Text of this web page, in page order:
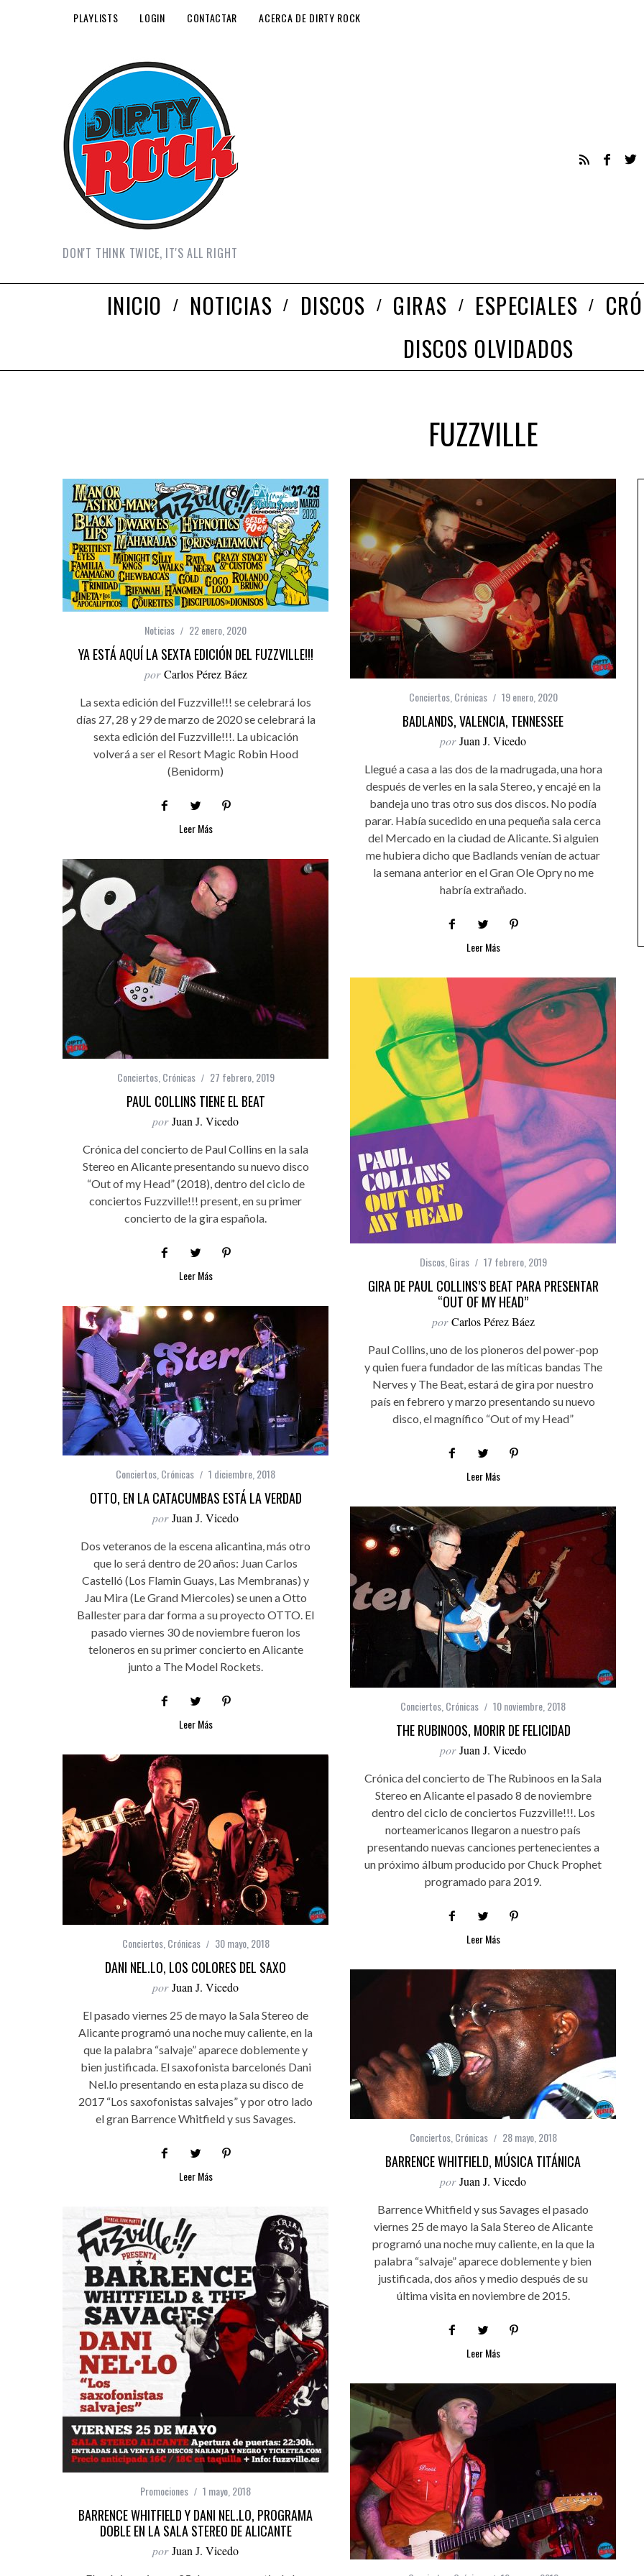
PLAYLISTS LOGIN CONTACTAR ACERCA DE DIRTY ROCK
DON'T THINK TWICE, IT'S ALL RIGHT
INICIO NOTICIAS DISCOS GIRAS ESPECIALES
DISCOS OLVIDADOS
FUZZVILLE
Noticias 22 enero, 2020
YA ESTÁ AQUÍ LA SEXTA EDICIÓN DEL FUZZVILLE!!!
por Carlos Pérez Báez
La sexta edición del Fuzzville!!! se celebrará los
días 27, 28 y 29 de marzo de 2020 se celebrará la
sexta edición del Fuzzville!!!. La ubicación
volverá a ser el Resort Magic Robin Hood
(Benidorm)
Leer Más
Conciertos, Crónicas 19 enero, 2020
BADLANDS, VALENCIA, TENNESSEE
por Juan J. Vicedo
Llegué a casa a las dos de la madrugada, una hora
después de verles en la sala Stereo, y encajé en la
bandeja uno tras otro sus dos discos. No podía
parar. Había sucedido en una pequeña sala cerca
del Mercado en la ciudad de Alicante. Si alguien
me hubiera dicho que Badlands venían de actuar
la semana anterior en el Gran Ole Opry no me
habría extrañado.
Leer Más
Conciertos, Crónicas 27 febrero, 2019
PAUL COLLINS TIENE EL BEAT
por Juan J. Vicedo
Crónica del concierto de Paul Collins en la sala
Stereo en Alicante presentando su nuevo disco
“Out of my Head” (2018), dentro del ciclo de
conciertos Fuzzville!!! present, en su primer
concierto de la gira española.
Leer Más
Discos, Giras 17 febrero, 2019
GIRA DE PAUL COLLINS’S BEAT PARA PRESENTAR
“OUT OF MY HEAD”
por Carlos Pérez Báez
Paul Collins, uno de los pioneros del power-pop
y quien fuera fundador de las míticas bandas The
Nerves y The Beat, estará de gira por nuestro
país en febrero y marzo presentando su nuevo
disco, el magnífico “Out of my Head”
Leer Más
Conciertos Crónicas 1 diciembre, 2018
OTTO, EN LA CATACUMBAS ESTÁ LA VERDAD
por Juan J. Vicedo
Dos veteranos de la escena alicantina, más otro
que lo será dentro de 20 años: Juan Carlos
Castelló (Los Flamin Guays, Las Membranas) y
Jau Mira (Le Grand Miercoles) se unen a Otto
Ballester para dar forma a su proyecto OTTO. El
pasado viernes 30 de noviembre fueron los
teloneros en su primer concierto en Alicante
junto a The Model Rockets.
Leer Más
Conciertos Crónicas 10 noviembre, 2018
THE RUBINOOS, MORIR DE FELICIDAD
por Juan J. Vicedo
Crónica del concierto de The Rubinoos en la Sala
Stereo en Alicante el pasado 8 de noviembre
dentro del ciclo de conciertos Fuzzville!!!. Los
norteamericanos llegaron a nuestro país
presentando nuevas canciones pertenecientes a
un próximo álbum producido por Chuck Prophet
programado para 2019.
Leer Más
Conciertos, Crónicas 30 mayo, 2018
DANI NEL.LO, LOS COLORES DEL SAXO
por Juan J. Vicedo
El pasado viernes 25 de mayo la Sala Stereo de
Alicante programó una noche muy caliente, en la
que la palabra “salvaje” aparece doblemente y
bien justificada. El saxofonista barcelonés Dani
Nel.lo presentando en esta plaza su disco de
2017 “Los saxofonistas salvajes” y por otro lado
el gran Barrence Whitfield y sus Savages.
Leer Más
Conciertos, Crónicas 28 mayo, 2018
BARRENCE WHITFIELD, MÚSICA TITÁNICA
por Juan J. Vicedo
Barrence Whitfield y sus Savages el pasado
viernes 25 de mayo la Sala Stereo de Alicante
programó una noche muy caliente, en la que la
palabra “salvaje” aparece doblemente y bien
justificada, dos años y medio después de su
última visita en noviembre de 2015.
Leer Más
Promociones 1 mayo, 2018
BARRENCE WHITFIELD Y DANI NEL.LO, PROGRAMA
DOBLE EN LA SALA STEREO DE ALICANTE
por Juan J. Vicedo